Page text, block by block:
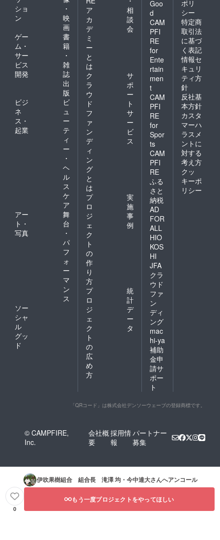
ショ
ン
・
映
画
ゲー
ム・
サー
ビス
開発
書
籍
・
雑
誌
出
版
ビジ
ネ
ス・
起業
ビ
ュ
ー
テ
ィ
ー
・
ヘ
ル
ス
ケ
ア
アー
ト・
写真
舞
台
・
パ
フ
ォ
ー
マ
ン
ス
ソー
シャ
ル
グッ
ド
ア
カ
デ
ミ
ー
と
は
相
談
会
ク
ラ
ウ
ド
フ
ァ
ン
デ
ィ
ン
グ
と
は
サ
ポ
ー
ト
サ
ー
ビ
ス
プ
ロ
ジ
ェ
ク
ト
の
作
り
方
実
施
事
例
プ
ロ
ジ
ェ
ク
ト
の
広
め
方
統
計
デ
ー
タ
Goo
d
CAM
PFI
RE
for
Ente
rtain
men
t
CAM
PFI
RE
for
Spor
ts
CAM
PFI
RE
ふる
さと
納税
AD
FOR
ALL
HIO
KOS
HI
JFA
クラ
ウド
ファ
ン
ディ
ング
mac
hi-ya
補助
金申
請サ
ポー
ト
ポリ
シー
特定商
取引法
に基づ
く表記
情報セ
キュリ
ティ方
針
反社基
本方針
カスタ
マーハ
ラスメ
ントに
対する
考え方
クッ
キーポ
リシー
「QRコード」は株式会社デンソーウェーブの登録商標です。
© CAMPFIRE,
Inc.
会社概
要
採用情
報
パートナー
募集
伊吹果樹組合 組合長 滝澤 均・今中達大さんへアンコール
0
もう一度プロジェクトをやってほしい